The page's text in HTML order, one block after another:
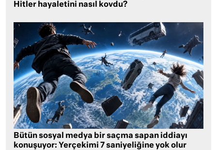
Hitler hayaletini nasıl kovdu?
Bütün sosyal medya bir saçma sapan iddiayı
konuşuyor: Yerçekimi 7 saniyeliğine yok olur